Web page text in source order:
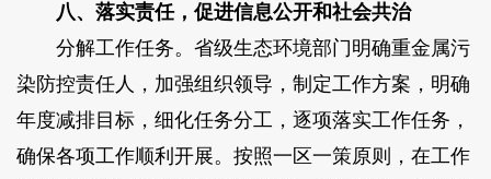
八、落实责任，促进信息公开和社会共治
分解工作任务。省级生态环境部门明确重金属污
染防控责任人，加强组织领导，制定工作方案，明确
年度减排目标，细化任务分工，逐项落实工作任务，
确保各项工作顺利开展。按照一区一策原则，在工作